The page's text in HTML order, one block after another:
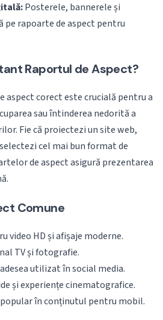
Posterele, bannerele și
pe rapoarte de aspect pentru
Raportul de Aspect?
aspect corect este crucială pentru a
sau întinderea nedorită a
Fie că proiectezi un site web,
cel mai bun format de
de aspect asigură prezentarea
Comune
video HD și afișaje moderne.
TV și fotografie.
utilizat în social media.
și experiențe cinematografice.
în conținutul pentru mobil.